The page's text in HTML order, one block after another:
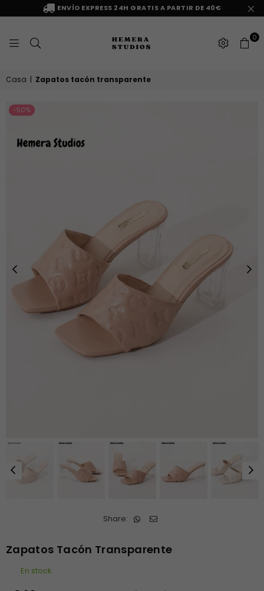
ENVÍO EXPRESS 24H GRATIS A PARTIR DE 40€
HEMERA
STUDIOS
0
Casa | Zapatos tacón transparente
-50%
Share:
Zapatos Tacón Transparente
En stock